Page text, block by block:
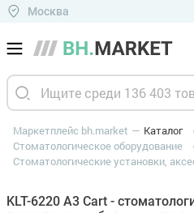
Москва
Маркетплейс bh.market Каталог
Стоматологическое оборудование
Стоматологические установки,
KLT-6220 A3 Cart -